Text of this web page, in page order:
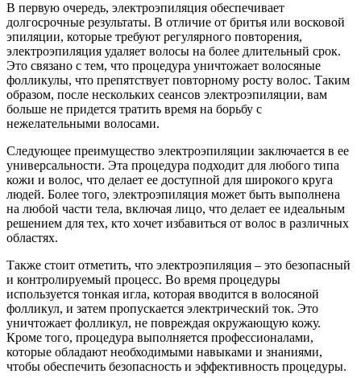
В первую очередь, электроэпиляция обеспечивает
долгосрочные результаты. В отличие от бритья или восковой
эпиляции, которые требуют регулярного повторения,
электроэпиляция удаляет волосы на более длительный срок.
Это связано с тем, что процедура уничтожает волосяные
фолликулы, что препятствует повторному росту волос. Таким
образом, после нескольких сеансов электроэпиляции, вам
больше не придется тратить время на борьбу с
нежелательными волосами.
Следующее преимущество электроэпиляции заключается в ее
универсальности. Эта процедура подходит для любого типа
кожи и волос, что делает ее доступной для широкого круга
людей. Более того, электроэпиляция может быть выполнена
на любой части тела, включая лицо, что делает ее идеальным
решением для тех, кто хочет избавиться от волос в различных
областях.
Также стоит отметить, что электроэпиляция – это безопасный
и контролируемый процесс. Во время процедуры
используется тонкая игла, которая вводится в волосяной
фолликул, и затем пропускается электрический ток. Это
уничтожает фолликул, не повреждая окружающую кожу.
Кроме того, процедура выполняется профессионалами,
которые обладают необходимыми навыками и знаниями,
чтобы обеспечить безопасность и эффективность процедуры.